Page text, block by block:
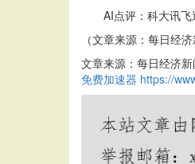
AI点评：科大讯飞
（文章来源：每日经济
文章来源：每日经济新
免费加速器 https://